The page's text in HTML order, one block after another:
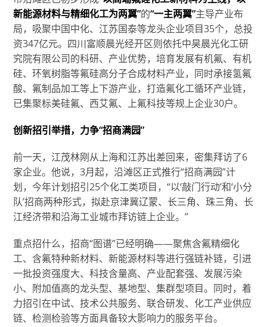
新能源材料与精细化工为两翼”的“一主两翼”主导产业布
局，吸聚中国中化、江苏国泰等龙头企业项目35个，总投
资347亿元。四川富顺晨光经开区则依托中昊晨光化工研
究院有限公司的科研、产业优势，培育发展有机氟、有机
硅、环氧树脂等氟硅高分子合成材料产业，同时承接氢氟
酸、氟制品加工等上下游产业，打造氟化工循环产业链，
已集聚标美硅氟、西艾氟、上氟科技等规上企业30户。
创新招引举措，力争“招商满园”
前一天，江茂林刚从上海和江苏出差回来，密集拜访了6
家企业。他说，3月起，沿滩区正式推行“招商满园”计
划，今年计划招引25个化工类项目，“以‘敲门行动’和‘小分
队’招商两种形式，拟赴京津冀辽蒙、长三角、珠三角、长
江经济带和沿海工业城市拜访链上企业。”
重点招什么，招商“图谱”已经明确——聚焦含氟精细化
工、含氟特种新材料、新能源材料等进行强链补链，引进
一批投资强度大、科技含量高、产业配套强、发展污染
小、附加值高的龙头型、基地型、集群型项目。同时，着
力招引在中试、技术公共服务、联合研发、化工产业供应
链、检测检验等方面具备较大影响力的服务平台。